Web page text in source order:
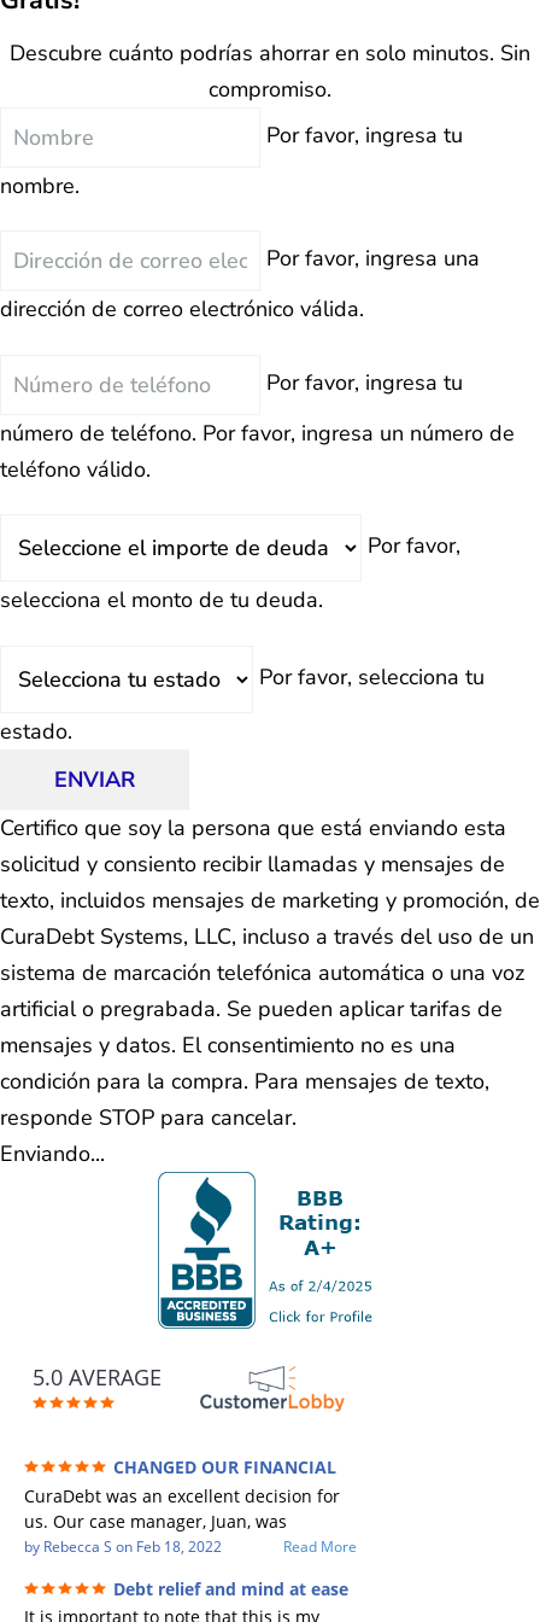
Descubre cuánto podrías ahorrar en solo minutos. Sin
compromiso.
Nombre
Por favor, ingresa tu
nombre.
Correo
Por favor, ingresa una
dirección de correo electrónico válida.
Teléfono
Por favor, ingresa tu
número de teléfono. Por favor, ingresa un número de
teléfono válido.
Por favor,
selecciona el monto de tu deuda.
Por favor, selecciona tu
estado.
ENVIAR
Certifico que soy la persona que está enviando esta
solicitud y consiento recibir llamadas y mensajes de
texto, incluidos mensajes de marketing y promoción, de
CuraDebt Systems, LLC, incluso a través del uso de un
sistema de marcación telefónica automática o una voz
artificial o pregrabada. Se pueden aplicar tarifas de
mensajes y datos. El consentimiento no es una
condición para la compra. Para mensajes de texto,
responde STOP para cancelar.
Enviando...
5.0 AVERAGE
CHANGED OUR FINANCIAL
FUTURE (credit 200 Points / 90 K in debt
GONE)
CuraDebt was an excellent decision for
us. Our case manager, Juan, was
incredible to work with. He and Julio
Every communication was quickly
by Rebecca S on Feb 18, 2022 Read More
Debt relief and mind at ease
It is important to note that this is my